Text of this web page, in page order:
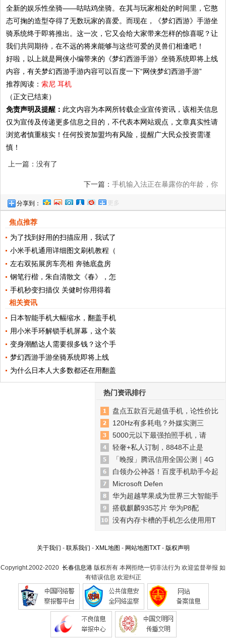
全新的娱乐性坐骑——咕咕鸡坐骑。在其与玩家相处的时间里，它憨
态可掬的造型夺得了无数玩家的喜爱。而现在，《梦幻西游》手游坐
骑系统终于即将推出。这一次，它又会给大家带来怎样的惊喜呢？让
我们共同期待，在不远的将来能够与这些可爱的灵兽们相逢吧！
好啦，以上就是网侠小编带来的《梦幻西游手游》坐骑系统即将上线
内容，有关梦幻西游手游内容可以百度一下“网侠梦幻西游手游”
推荐阅读：索尼 耳机
（正文已结束）
免责声明及提醒： 此文内容为本网所转载企业宣传资讯，该相关信息
仅为宣传及传递更多信息之目的，不代表本网站观点，文章真实性请
浏览者慎重核实！任何投资加盟均有风险，提醒广大民众投资需谨
慎！
上一篇：没有了
下一篇： 手机输入法正在暴露你的年龄，你
分享到： 更多
焦点推荐
为了找到好用的扫描应用，我试了
小米手机通用详细图文刷机教程（
左右双拓展房车亮相 奔驰底盘房
钢笔行楷，朱自清散文《春》，怎
手机秒变扫描仪 关健时你用得着
相关资讯
日本智能手机大幅缩水，翻盖手机
用小米手环解锁手机屏幕，这个装
变身潮酷达人需要很多钱？这个手
梦幻西游手游坐骑系统即将上线
为什么日本人大多数都还在用翻盖
热门资讯排行
盘点五款百元超值手机，论性价比
120Hz有多耗电？外媒实测三
5000元以下最强拍照手机，请
轻奢+私人订制，8848不止是
「晚报」腾讯信用全国公测｜4G
白领办公神器！百度手机助手今起
Microsoft Defen
华为超越苹果成为世界三大智能手
搭载麒麟935芯片 华为P8配
没有内存卡槽的手机怎么使用用T
关于我们 - 联系我们 - XML地图 - 网站地图TXT- 版权声明
Copyright.2002-2020 长春信息港 版权所有 本网拒绝一切非法行为 欢迎监督举报 如
有错误信息 欢迎纠正